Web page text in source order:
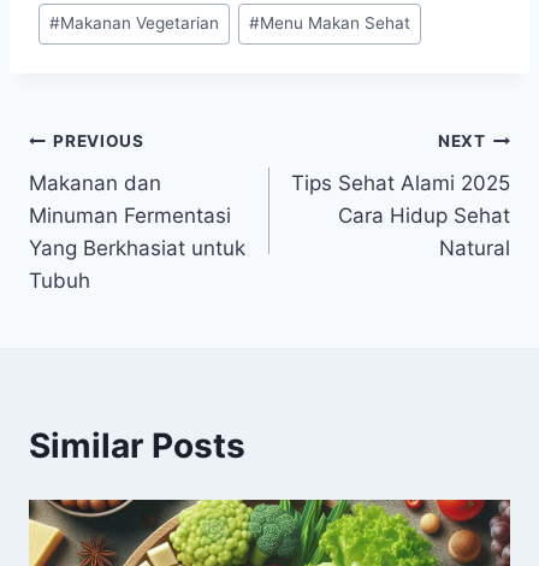
Post
Tags:
#Makanan Vegetarian #Menu Makan Sehat
Post
navigation
PREVIOUS
Makanan dan
Minuman Fermentasi
Yang Berkhasiat untuk
Tubuh
NEXT
Tips Sehat Alami 2025
Cara Hidup Sehat
Natural
Similar Posts